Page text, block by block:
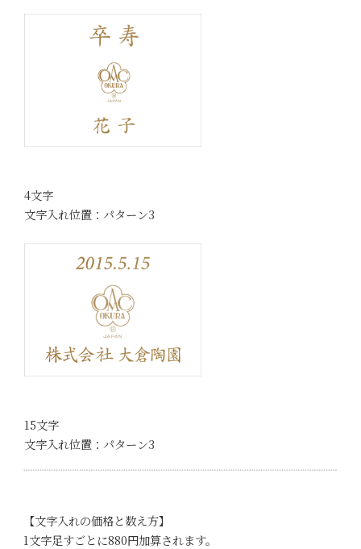
4文字
文字入れ位置：パターン3
15文字
文字入れ位置：パターン3
【文字入れの価格と数え方】
1文字足すごとに880円加算されます。